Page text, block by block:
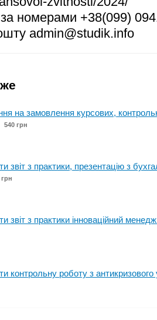
номерами +38(099)
admin@studik.info
на замовлення курсових,
540 грн
звіт з практики, презентацію з
грн
звіт з практики інноваційний
контрольну роботу з антикризового